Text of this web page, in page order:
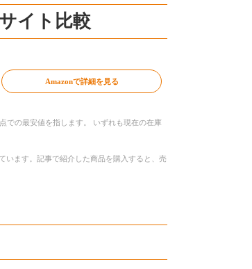
イト比較
Amazonで詳細を見る
の最安値を指します。 いずれも現在の在庫
います。記事で紹介した商品を購入すると、売